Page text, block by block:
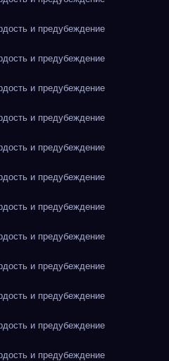
и предубеждение
и предубеждение
и предубеждение
и предубеждение
и предубеждение
и предубеждение
и предубеждение
и предубеждение
и предубеждение
и предубеждение
и предубеждение
и предубеждение